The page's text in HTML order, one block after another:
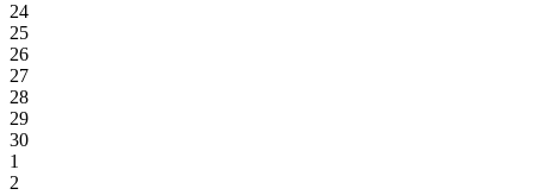
24
25
26
27
28
29
30
1
2